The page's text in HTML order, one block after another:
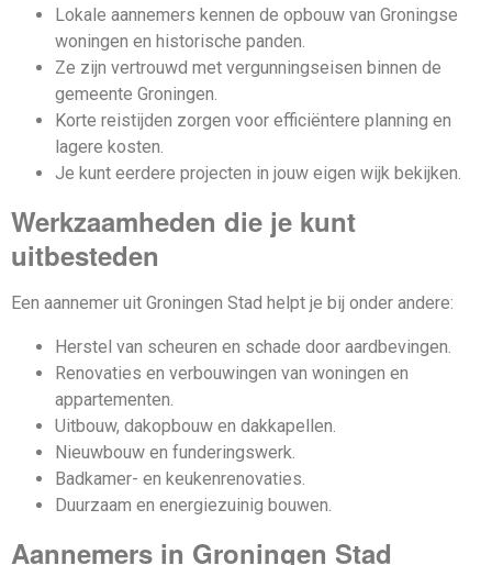
Lokale aannemers kennen de opbouw van Groningse
woningen en historische panden.
Ze zijn vertrouwd met vergunningseisen binnen de
gemeente Groningen.
Korte reistijden zorgen voor efficiëntere planning en
lagere kosten.
Je kunt eerdere projecten in jouw eigen wijk bekijken.
Werkzaamheden die je kunt
uitbesteden
Een aannemer uit Groningen Stad helpt je bij onder andere:
Herstel van scheuren en schade door aardbevingen.
Renovaties en verbouwingen van woningen en
appartementen.
Uitbouw, dakopbouw en dakkapellen.
Nieuwbouw en funderingswerk.
Badkamer- en keukenrenovaties.
Duurzaam en energiezuinig bouwen.
Aannemers in Groningen Stad